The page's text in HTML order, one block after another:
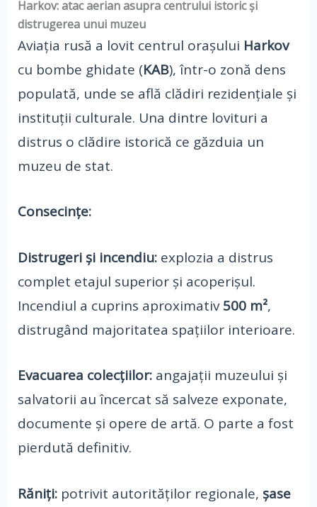
Harkov: atac aerian asupra centrului istoric și
distrugerea unui muzeu
Aviația rusă a lovit centrul orașului Harkov
cu bombe ghidate (KAB), într-o zonă dens
populată, unde se află clădiri rezidențiale și
instituții culturale. Una dintre lovituri a
distrus o clădire istorică ce găzduia un
muzeu de stat.
Consecințe:
Distrugeri și incendiu:explozia a distrus
complet etajul superior și acoperișul.
Incendiul a cuprins aproximativ500 m²,
distrugând majoritatea spațiilor interioare.
Evacuarea colecțiilor:angajații muzeului și
salvatorii au încercat să salveze exponate,
documente și opere de artă. O parte a fost
pierdută definitiv.
Răniți:potrivit autorităților regionale, șase